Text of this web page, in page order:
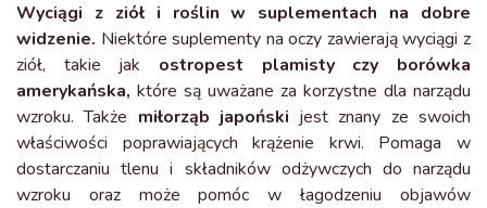
Wyciągi z ziół i roślin w suplementach na dobre
widzenie. Niektóre suplementy na oczy zawierają wyciągi z
ziół, takie jak ostropest plamisty czy borówka
amerykańska, które są uważane za korzystne dla narządu
wzroku. Także miłorząb japoński jest znany ze swoich
właściwości poprawiających krążenie krwi. Pomaga w
dostarczaniu tlenu i składników odżywczych do narządu
wzroku oraz może pomóc w łagodzeniu objawów